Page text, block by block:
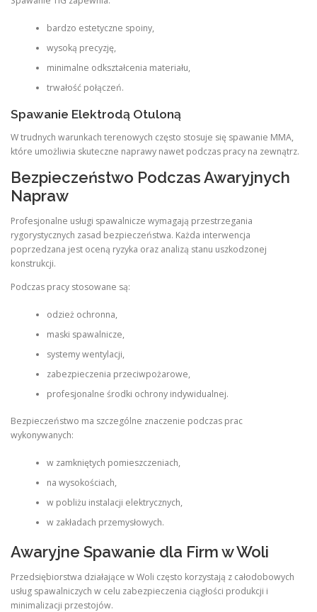
bardzo estetyczne spoiny,
wysoką precyzję,
minimalne odkształcenia materiału,
trwałość połączeń.
Spawanie Elektrodą Otuloną
W trudnych warunkach terenowych często stosuje się spawanie MMA,
które umożliwia skuteczne naprawy nawet podczas pracy na zewnątrz.
Bezpieczeństwo Podczas Awaryjnych
Napraw
Profesjonalne usługi spawalnicze wymagają przestrzegania
rygorystycznych zasad bezpieczeństwa. Każda interwencja
poprzedzana jest oceną ryzyka oraz analizą stanu uszkodzonej
konstrukcji.
Podczas pracy stosowane są:
odzież ochronna,
maski spawalnicze,
systemy wentylacji,
zabezpieczenia przeciwpożarowe,
profesjonalne środki ochrony indywidualnej.
Bezpieczeństwo ma szczególne znaczenie podczas prac
wykonywanych:
w zamkniętych pomieszczeniach,
na wysokościach,
w pobliżu instalacji elektrycznych,
w zakładach przemysłowych.
Awaryjne Spawanie dla Firm w Woli
Przedsiębiorstwa działające w Woli często korzystają z całodobowych
usług spawalniczych w celu zabezpieczenia ciągłości produkcji i
minimalizacji przestojów.